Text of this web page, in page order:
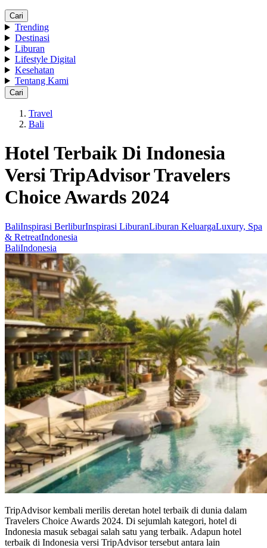
Cari
Trending
Destinasi
Liburan
Lifestyle Digital
Kesehatan
Tentang Kami
Cari
Travel
Bali
Hotel Terbaik Di Indonesia
Versi TripAdvisor Travelers
Choice Awards 2024
BaliInspirasi BerliburInspirasi LiburanLiburan KeluargaLuxury, Spa
& RetreatIndonesia
BaliIndonesia
TripAdvisor kembali merilis deretan hotel terbaik di dunia dalam
Travelers Choice Awards 2024. Di sejumlah kategori, hotel di
Indonesia masuk sebagai salah satu yang terbaik. Adapun hotel
terbaik di Indonesia versi TripAdvisor tersebut antara lain